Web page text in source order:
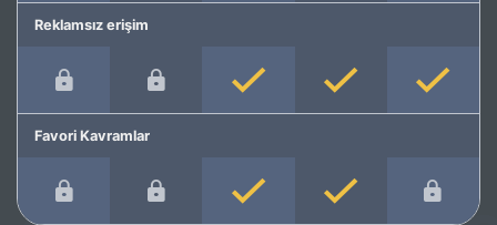
Reklamsız erişim
Favori Kavramlar